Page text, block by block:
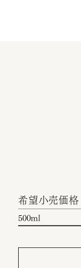
希望小売価格
500ml